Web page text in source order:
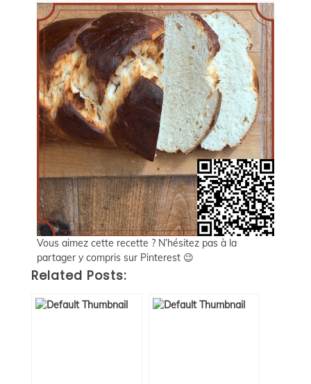
Vous aimez cette recette ? N’hésitez pas à la
partager y compris sur Pinterest 😉
Related Posts: